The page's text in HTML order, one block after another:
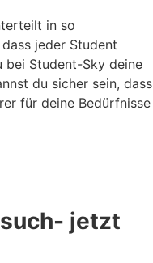
in so
jeder Student
bei Student-Sky deine
du sicher sein, dass
für deine Bedürfnisse
jetzt